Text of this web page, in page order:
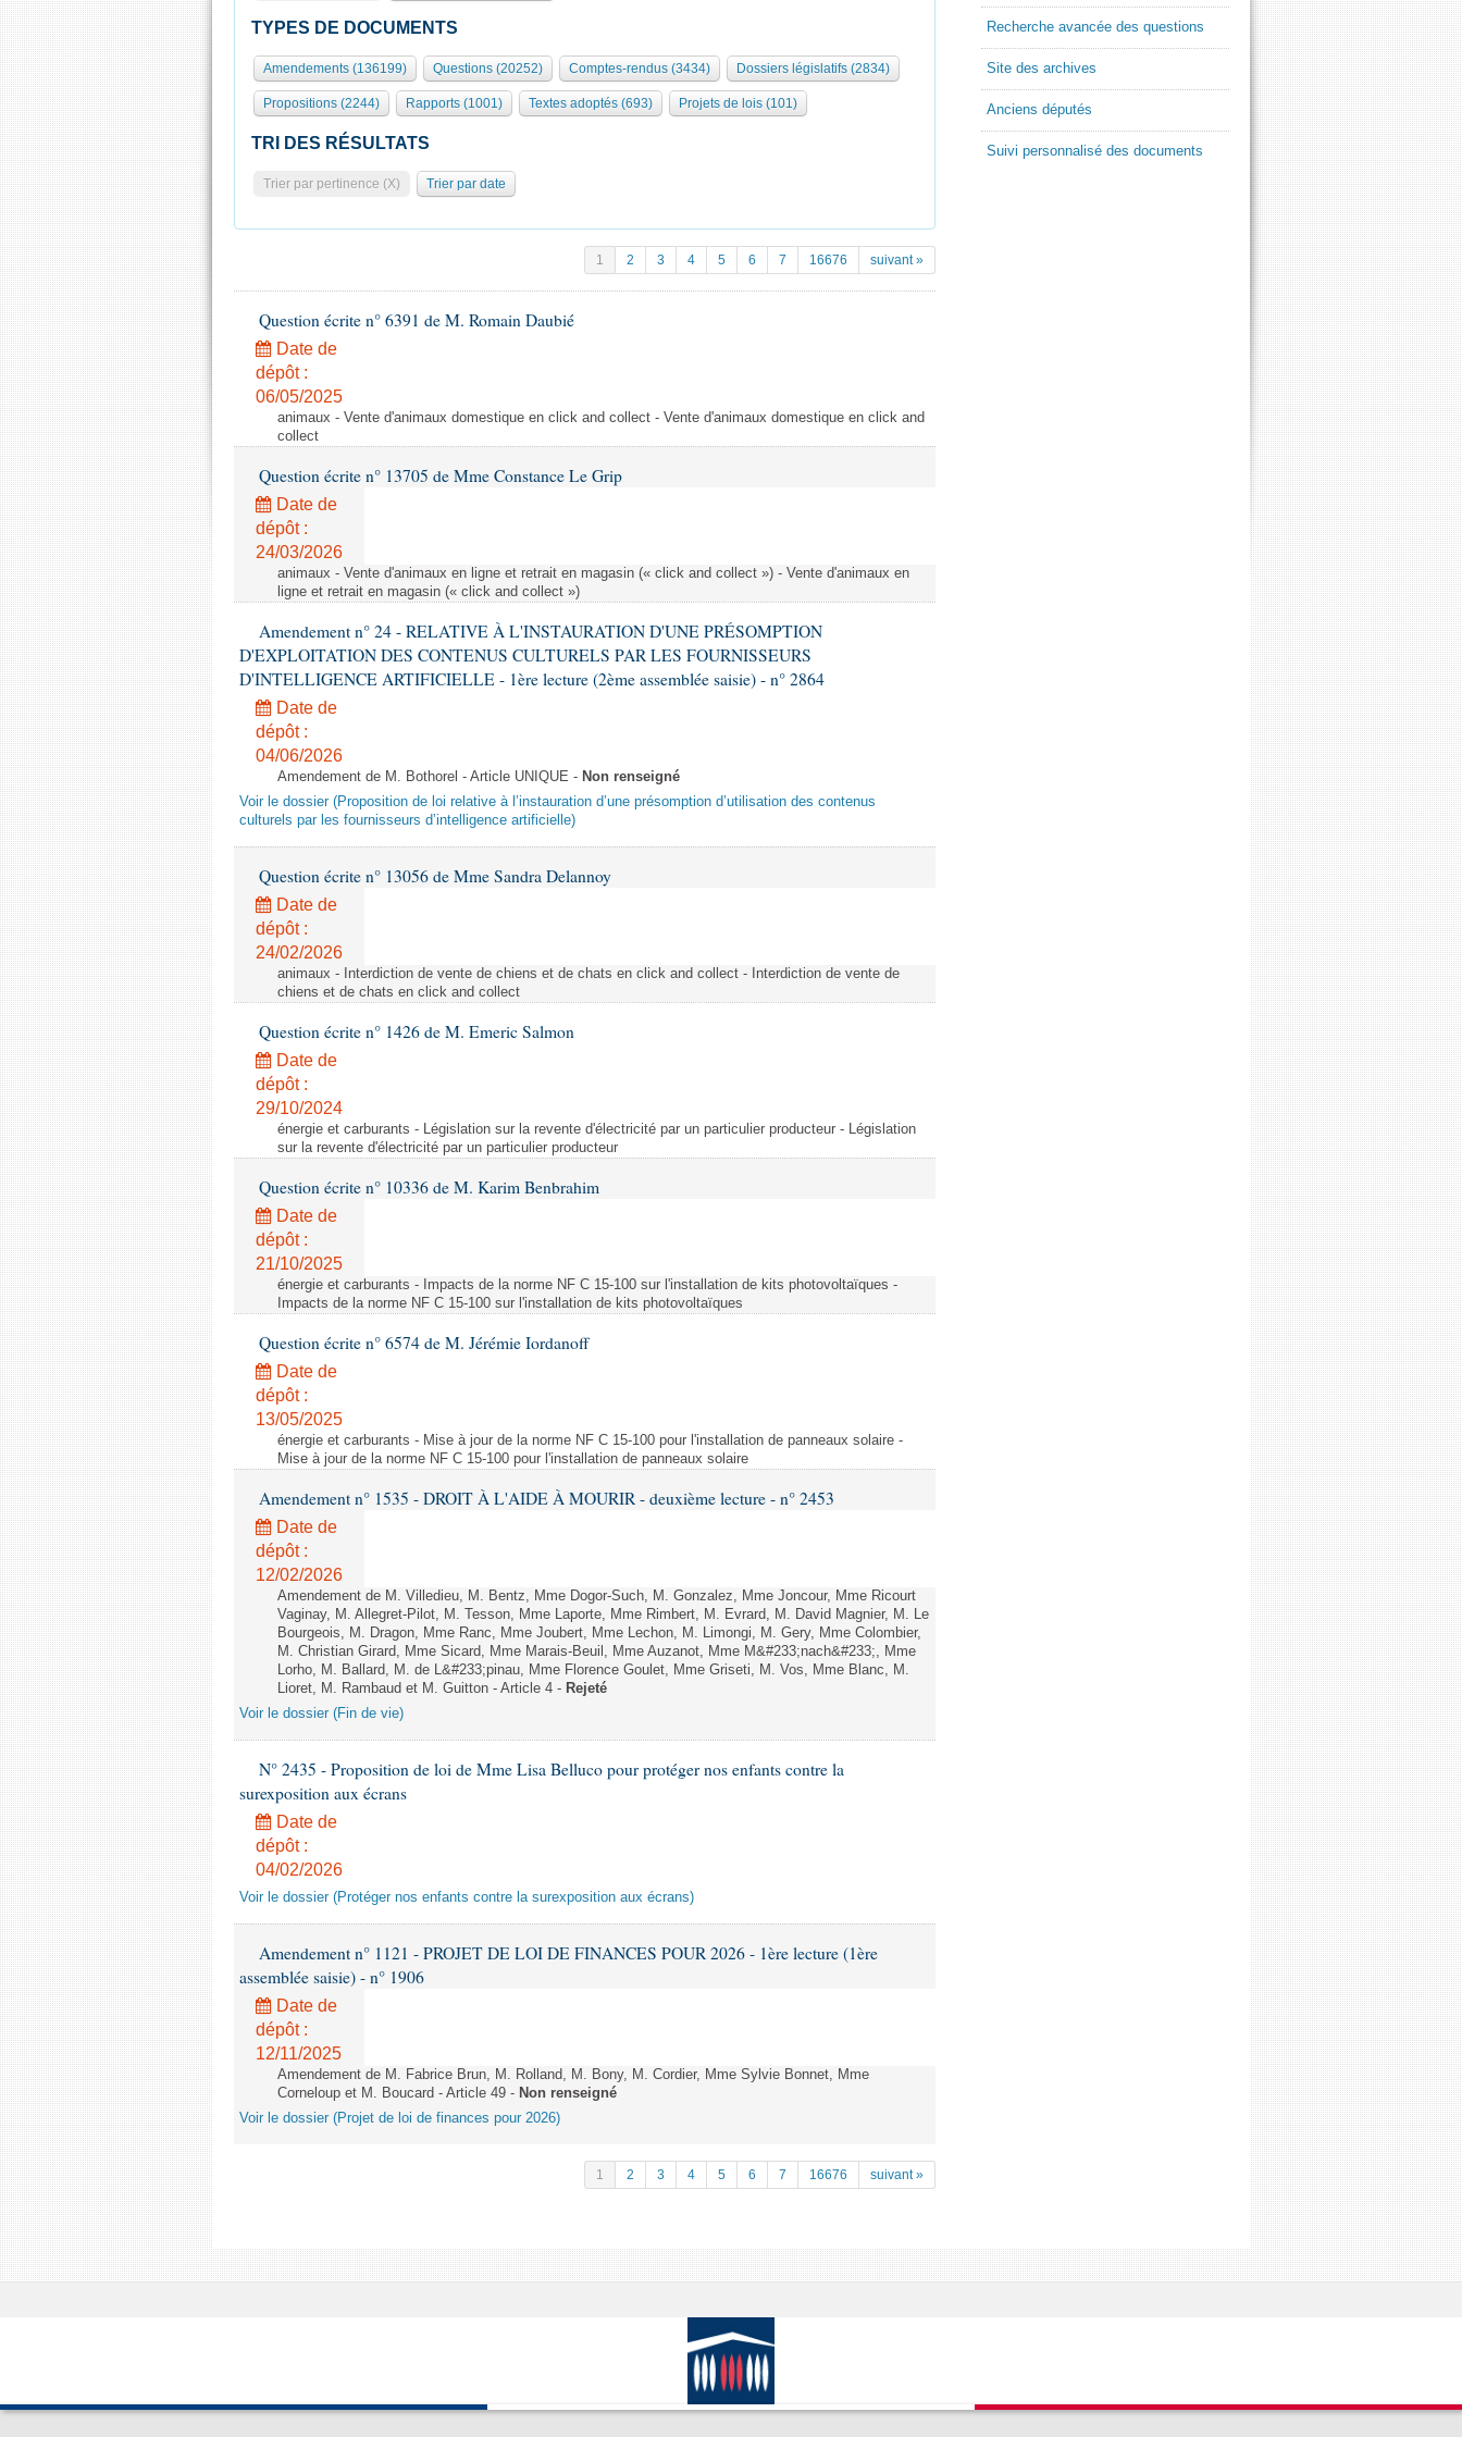
TYPES DE DOCUMENTS
Amendements (136199) Questions (20252) Comptes-rendus (3434) Dossiers législatifs (2834)
Propositions (2244) Rapports (1001) Textes adoptés (693) Projets de lois (101)
TRI DES RÉSULTATS
Trier par pertinence (X) Trier par date
1 2 3 4 5 6 7 16676 suivant »
Question écrite n° 6391 de M. Romain Daubié
Date de
dépôt :
06/05/2025
animaux - Vente d'animaux domestique en click and collect - Vente d'animaux domestique en click and
collect
Question écrite n° 13705 de Mme Constance Le Grip
Date de
dépôt :
24/03/2026
animaux - Vente d'animaux en ligne et retrait en magasin (« click and collect ») - Vente d'animaux en
ligne et retrait en magasin (« click and collect »)
Amendement n° 24 - RELATIVE À L'INSTAURATION D'UNE PRÉSOMPTION
D'EXPLOITATION DES CONTENUS CULTURELS PAR LES FOURNISSEURS
D'INTELLIGENCE ARTIFICIELLE - 1ère lecture (2ème assemblée saisie) - n° 2864
Date de
dépôt :
04/06/2026
Amendement de M. Bothorel - Article UNIQUE - Non renseigné
Voir le dossier (Proposition de loi relative à l’instauration d’une présomption d’utilisation des contenus
culturels par les fournisseurs d’intelligence artificielle)
Question écrite n° 13056 de Mme Sandra Delannoy
Date de
dépôt :
24/02/2026
animaux - Interdiction de vente de chiens et de chats en click and collect - Interdiction de vente de
chiens et de chats en click and collect
Question écrite n° 1426 de M. Emeric Salmon
Date de
dépôt :
29/10/2024
énergie et carburants - Législation sur la revente d'électricité par un particulier producteur - Législation
sur la revente d'électricité par un particulier producteur
Question écrite n° 10336 de M. Karim Benbrahim
Date de
dépôt :
21/10/2025
énergie et carburants - Impacts de la norme NF C 15-100 sur l'installation de kits photovoltaïques -
Impacts de la norme NF C 15-100 sur l'installation de kits photovoltaïques
Question écrite n° 6574 de M. Jérémie Iordanoff
Date de
dépôt :
13/05/2025
énergie et carburants - Mise à jour de la norme NF C 15-100 pour l'installation de panneaux solaire -
Mise à jour de la norme NF C 15-100 pour l'installation de panneaux solaire
Amendement n° 1535 - DROIT À L'AIDE À MOURIR - deuxième lecture - n° 2453
Date de
dépôt :
12/02/2026
Amendement de M. Villedieu, M. Bentz, Mme Dogor-Such, M. Gonzalez, Mme Joncour, Mme Ricourt
Vaginay, M. Allegret-Pilot, M. Tesson, Mme Laporte, Mme Rimbert, M. Evrard, M. David Magnier, M. Le
Bourgeois, M. Dragon, Mme Ranc, Mme Joubert, Mme Lechon, M. Limongi, M. Gery, Mme Colombier,
M. Christian Girard, Mme Sicard, Mme Marais-Beuil, Mme Auzanot, Mme M&#233;nach&#233;, Mme
Lorho, M. Ballard, M. de L&#233;pinau, Mme Florence Goulet, Mme Griseti, M. Vos, Mme Blanc, M.
Lioret, M. Rambaud et M. Guitton - Article 4 - Rejeté
Voir le dossier (Fin de vie)
N° 2435 - Proposition de loi de Mme Lisa Belluco pour protéger nos enfants contre la
surexposition aux écrans
Date de
dépôt :
04/02/2026
Voir le dossier (Protéger nos enfants contre la surexposition aux écrans)
Amendement n° 1121 - PROJET DE LOI DE FINANCES POUR 2026 - 1ère lecture (1ère
assemblée saisie) - n° 1906
Date de
dépôt :
12/11/2025
Amendement de M. Fabrice Brun, M. Rolland, M. Bony, M. Cordier, Mme Sylvie Bonnet, Mme
Corneloup et M. Boucard - Article 49 - Non renseigné
Voir le dossier (Projet de loi de finances pour 2026)
1 2 3 4 5 6 7 16676 suivant »
Recherche avancée des questions
Site des archives
Anciens députés
Suivi personnalisé des documents